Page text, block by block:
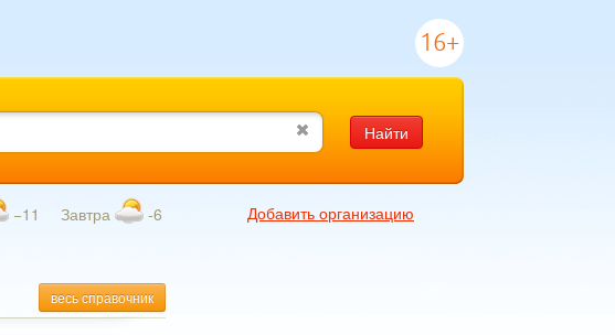
16+
Найти
−11 Завтра -6
Добавить организацию
весь справочник